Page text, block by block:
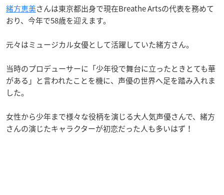
緒方恵美さんは東京都出身で現在Breathe Artsの代表を務めて
おり、今年で58歳を迎えます。
元々はミュージカル女優として活躍していた緒方さん。
当時のプロデューサーに「少年役で舞台に立ったときとても華
がある」と言われたことを機に、声優の世界へ足を踏み入れま
した。
女性から少年まで様々な役柄を演じる大人気声優さんで、緒方
さんの演じたキャラクターが初恋だった人も多いはず！